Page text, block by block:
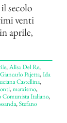
secolo
venti
aprile,
,Alisa Del Re,
Giancarlo Pajetta,Ida
Castellina,
,marxismo,
Comunista Italiano,
,Stefano